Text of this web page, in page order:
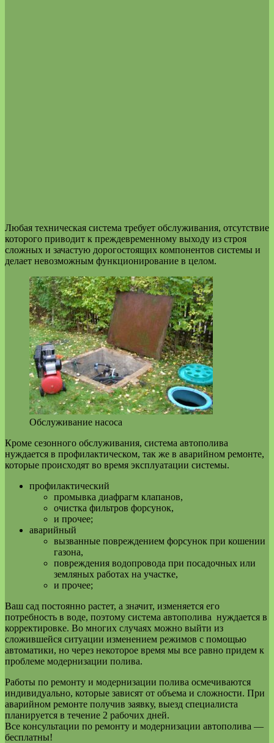
Любая техническая система требует обслуживания, отсутствие
которого приводит к преждевременному выходу из строя
сложных и зачастую дорогостоящих компонентов системы и
делает невозможным функционирование в целом.
Обслуживание насоса
Кроме сезонного обслуживания, система автополива
нуждается в профилактическом, так же в аварийном ремонте,
которые происходят во время эксплуатации системы.
профилактический
промывка диафрагм клапанов,
очистка фильтров форсунок,
и прочее;
аварийный
вызванные повреждением форсунок при кошении
газона,
повреждения водопровода при посадочных или
земляных работах на участке,
и прочее;
Ваш сад постоянно растет, а значит, изменяется его
потребность в воде, поэтому система автополива нуждается в
корректировке. Во многих случаях можно выйти из
сложившейся ситуации изменением режимов с помощью
автоматики, но через некоторое время мы все равно придем к
проблеме модернизации полива.
Работы по ремонту и модернизации полива осмечиваются
индивидуально, которые зависят от объема и сложности. При
аварийном ремонте получив заявку, выезд специалиста
планируется в течение 2 рабочих дней.
Все консультации по ремонту и модернизации автополива —
бесплатны!